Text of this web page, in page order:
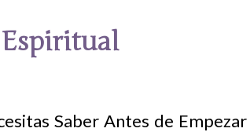
Saber Antes de